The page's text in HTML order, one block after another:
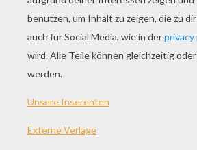
Jane guckt sich das Pferderennen an!